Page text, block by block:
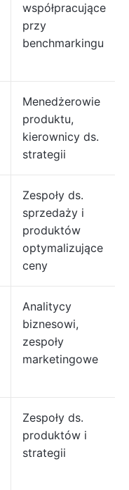
współpracujące
przy
benchmarkingu
Menedżerowie
produktu,
kierownicy ds.
strategii
Zespoły ds.
sprzedaży i
produktów
optymalizujące
ceny
Analitycy
biznesowi,
zespoły
marketingowe
Zespoły ds.
produktów i
strategii